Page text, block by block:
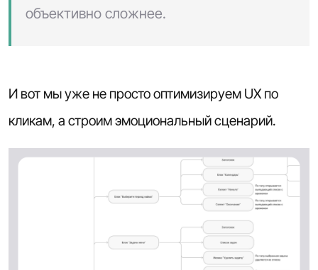
объективно сложнее.
И вот мы уже не просто оптимизируем UX по
кликам, а строим эмоциональный сценарий.